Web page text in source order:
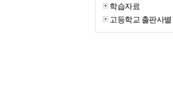
학습자료
고등학교 출판사별